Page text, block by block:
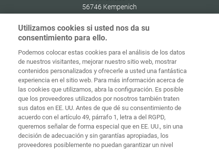
56746 Kempenich
Inicio Contacto Aviso legal
Protección de
datos
Términos y
condiciones
generales
Políticas de
cookies Iniciar sesión
Declaración
accesibilidad
Utilizamos cookies si usted nos da su
consentimiento para ello.
Podemos colocar estas cookies para el análisis de los datos
de nuestros visitantes, mejorar nuestro sitio web, mostrar
contenidos personalizados y ofrecerle a usted una fantástica
experiencia en el sitio web. Para más información acerca de
las cookies que utilizamos, abra la configuración. Es posible
que los proveedores utilizados por nosotros también traten
sus datos en EE. UU. Antes de que dé su consentimiento de
acuerdo con el artículo 49, párrafo 1, letra a del RGPD,
queremos señalar de forma especial que en EE. UU., sin una
decisión de adecuación y sin garantías apropiadas, los
proveedores posiblemente no puedan garantizar un nivel